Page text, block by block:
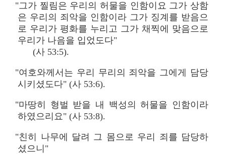
"그가 찔림은 우리의 허물을 인함이요 그가 상함
은 우리의 죄악을 인함이라 그가 징계를 받음으
로 우리가 평화를 누리고 그가 채찍에 맞음으로
우리가 나음을 입었도다"
(사 53:5).
"여호와께서는 우리 무리의 죄악을 그에게 담당
시키셨도다" (사 53:6).
"마땅히 형벌 받을 내 백성의 허물을 인함이라
하였으리요" (사 53:8).
"친히 나무에 달려 그 몸으로 우리 죄를 담당하
셨으니"